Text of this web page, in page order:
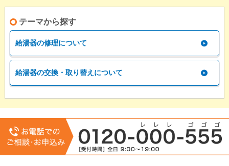
テーマから探す
給湯器の修理について
給湯器の交換・取り替えについて